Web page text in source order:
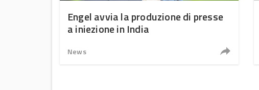
Engel avvia la produzione di presse
a iniezione in India
News